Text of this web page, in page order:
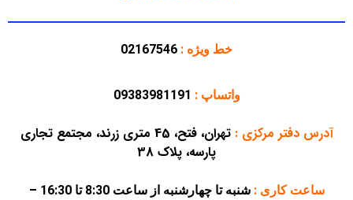
خط ویژه : 02167546
واتساپ : 09383981191
آدرس دفتر مرکزی:
تهران، فتح، 45 متری زرند، مجتمع تجاری
پارسه، پلاک 38
ساعت کاری :
شنبه تا چهارشنبه از ساعت 8:30 تا 16:30 –